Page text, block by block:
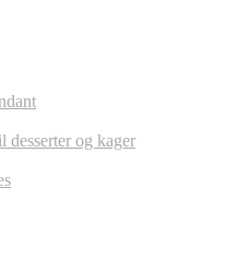
desserter og kager